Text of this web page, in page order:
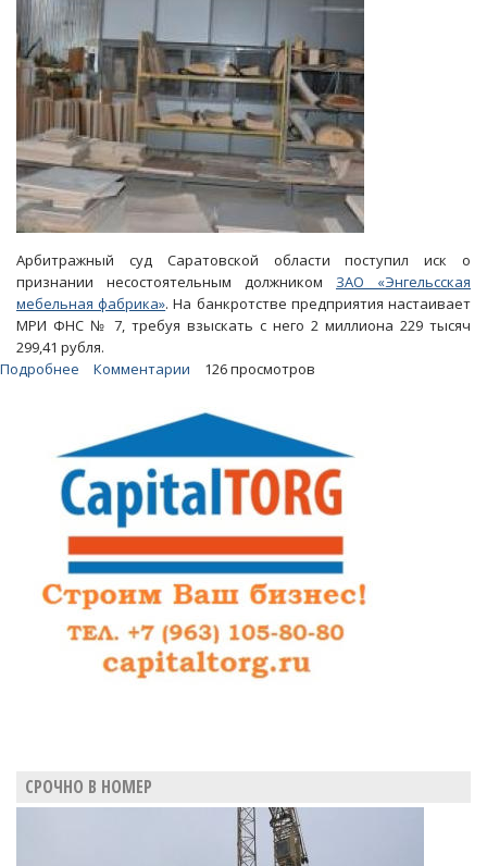
Арбитражный суд Саратовской области поступил иск о
признании несостоятельным должником ЗАО «Энгельсская
мебельная фабрика». На банкротстве предприятия настаивает
МРИ ФНС № 7, требуя взыскать с него 2 миллиона 229 тысяч
299,41 рубля.
Подробнее
банкротстве
энгельсской
мебельной
фабрики
Комментарии 126 просмотров
СРОЧНО В НОМЕР